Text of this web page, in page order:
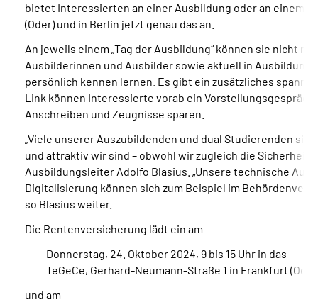
Mein Kundenportal
bietet Interessierten an einer Ausbildung oder an einem
(Oder) und in Berlin jetzt genau das an.
An jeweils einem „Tag der Ausbildung“ können sie nicht
Ausbilderinnen und Ausbilder sowie aktuell in Ausbildung
persönlich kennen lernen. Es gibt ein zusätzliches
Link können Interessierte vorab ein Vorstellungsge­spräch
Anschreiben und Zeugnisse sparen.
„Viele unserer Auszubildenden und dual Studierenden
und attraktiv wir sind – obwohl wir zugleich die Sicherheit
Ausbildungsleiter Adolfo Blasius. „Unsere technische
Digitalisierung können sich zum Beispiel im
so Blasius weiter.
Die Rentenversicherung lädt ein am
Donnerstag, 24. Oktober 2024, 9 bis 15 Uhr in das
TeGeCe, Gerhard-Neumann-Straße 1 in Frankfurt
und am